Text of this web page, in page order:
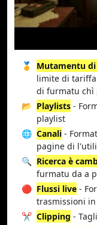
🥇 Mutamentu
limite di
di furmatu chì
📂 Playlists -
playlist
🌐 Canali -
pagine di
🔍 Ricerca è
furmatu da a
🔴 Flussi live -
trasmissioni
✂️ Clipping -